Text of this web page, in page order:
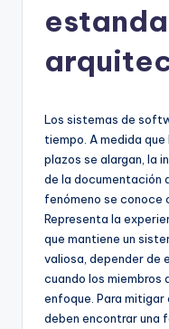
si
&
Los sistemas de
tiempo. A medida
plazos se alargan, la
de la documentación
fenómeno se conoce
Representa la
que mantiene un
valiosa, depender de
cuando los miembros
enfoque. Para
deben encontrar una